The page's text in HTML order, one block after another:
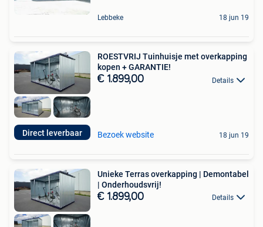
Lebbeke 18 jun 19
Direct leverbaar
ROESTVRIJ Tuinhuisje met overkapping
kopen + GARANTIE!
€ 1.899,00 Details
Bezoek website 18 jun 19
Unieke Terras overkapping | Demontabel
| Onderhoudsvrij!
€ 1.899,00 Details